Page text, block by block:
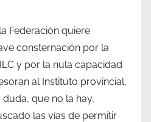
Federación quiere
consternación por la
y por la nula capacidad
al Instituto provincial,
que no la hay,
las vías de permitir